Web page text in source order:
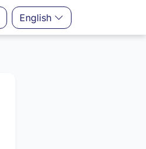
English